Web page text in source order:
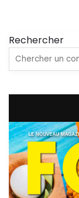
Rechercher